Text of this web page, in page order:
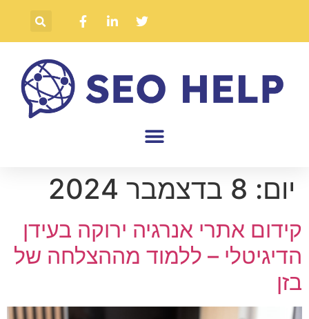
יום: 8 בדצמבר 2024
קידום אתרי אנרגיה ירוקה בעידן
הדיגיטלי – ללמוד מההצלחה של
בזן